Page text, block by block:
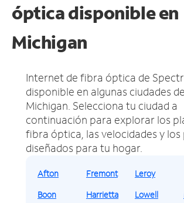
óptica disponible en
Michigan
Internet de fibra óptica de
disponible en algunas ciudades de
Michigan. Selecciona tu ciudad a
continuación para explorar los
fibra óptica, las velocidades y los
diseñados para tu hogar.
Afton
Boon
Fremont
Harrietta
Leroy
Lowell